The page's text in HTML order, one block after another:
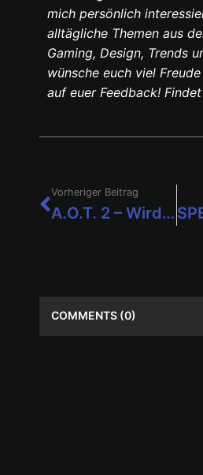
mich persönlich
alltägliche Themen aus
Gaming, Design, Trends
wünsche euch viel
auf euer Feedback!
Vorheriger Beitrag
A.O.T. 2 – Wird offiziell auch für Nintendo Switch erscheinen!
COMMENTS (0)